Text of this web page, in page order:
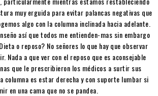
muy erguida para evitar palancas negativas que
algo con la columna inclinada hacia adelante.
así que todos me entienden-mas sin embargo
o reposo? No señores lo que hay que observar
Nada a que ver con el reposo que es aconsejable
que le prescribieron los médicos a surtir sus
columna es estar derecha y con suporte lumbar si
en una cama que no se pandea.